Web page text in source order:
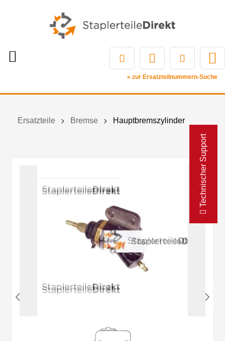
Technischer Support
» zur Ersatzteilnummern-Suche
Ersatzteile Bremse Hauptbremszylinder